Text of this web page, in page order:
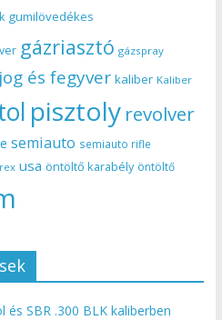
gumilövedékes
gázriasztó gázspray
jog és fegyver kaliber Kaliber
pisztoly revolver
semiauto semiauto rifle
usa öntöltő karabély öntöltő
és SBR .300 BLK kaliberben